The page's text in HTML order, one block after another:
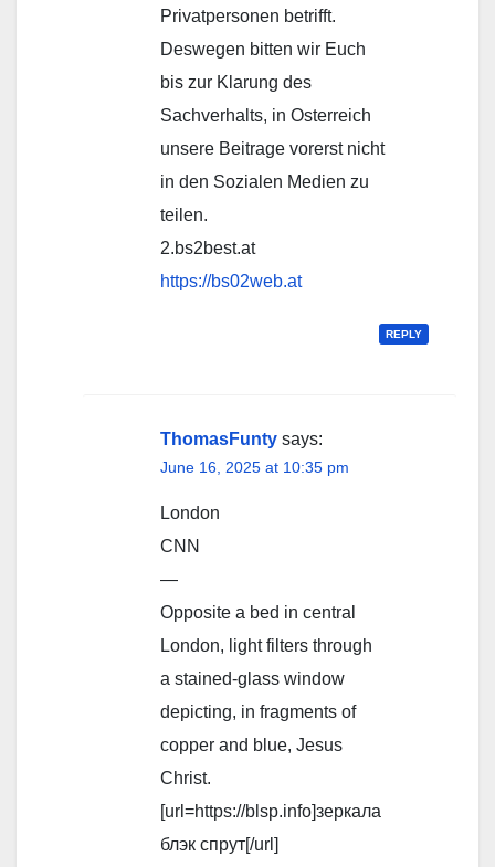
Privatpersonen betrifft.
Deswegen bitten wir Euch
bis zur Klarung des
Sachverhalts, in Osterreich
unsere Beitrage vorerst nicht
in den Sozialen Medien zu
teilen.
2.bs2best.at
https://bs02web.at
REPLY
ThomasFunty says:
June 16, 2025 at 10:35 pm
London
CNN
—
Opposite a bed in central
London, light filters through
a stained-glass window
depicting, in fragments of
copper and blue, Jesus
Christ.
[url=https://blsp.info]зеркала
блэк спрут[/url]